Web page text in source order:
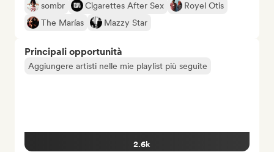
sombr Cigarettes After Sex
Royel Otis
The Marías
Mazzy Star
Principali opportunità
Aggiungere artisti nelle mie playlist più seguite
2.6k